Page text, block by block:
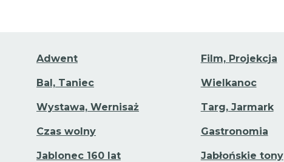
Adwent Film, Projekcja
Bal, Taniec Wielkanoc
Wystawa, Wernisaż Targ, Jarmark
Czas wolny Gastronomia
Jablonec 160 lat Jabłońskie tony